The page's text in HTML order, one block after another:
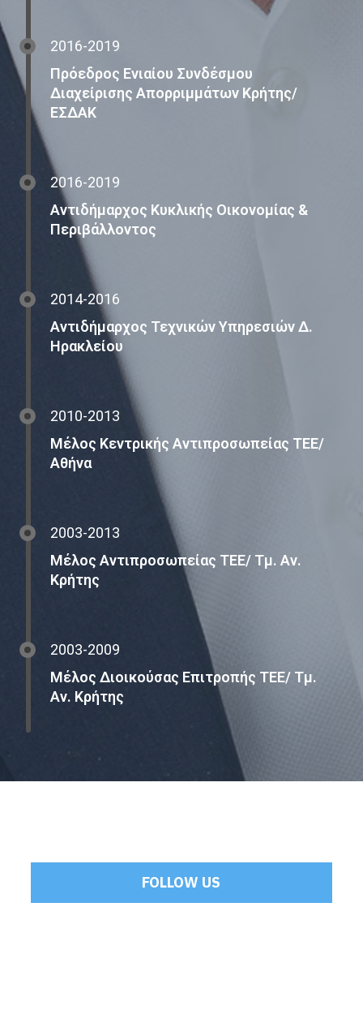
2016-2019
Πρόεδρος Ενιαίου Συνδέσμου
Διαχείρισης Απορριμμάτων Κρήτης/
ΕΣΔΑΚ
2016-2019
Αντιδήμαρχος Κυκλικής Οικονομίας &
Περιβάλλοντος
2014-2016
Αντιδήμαρχος Τεχνικών Υπηρεσιών Δ.
Ηρακλείου
2010-2013
Μέλος Κεντρικής Αντιπροσωπείας ΤΕΕ/
Αθήνα
2003-2013
Μέλος Αντιπροσωπείας ΤΕΕ/ Τμ. Αν.
Κρήτης
2003-2009
Μέλος Διοικούσας Επιτροπής ΤΕΕ/ Τμ.
Αν. Κρήτης
FOLLOW US